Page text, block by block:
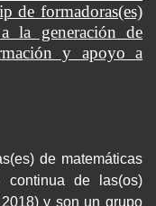
de formadoras(es)
la generación de
y apoyo a
de matemáticas
de las(os)
y son un grupo